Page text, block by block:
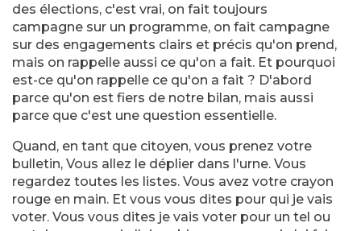
des élections, c'est vrai, on fait toujours
campagne sur un programme, on fait campagne
sur des engagements clairs et précis qu'on prend,
mais on rappelle aussi ce qu'on a fait. Et pourquoi
est-ce qu'on rappelle ce qu'on a fait ? D'abord
parce qu'on est fiers de notre bilan, mais aussi
parce que c'est une question essentielle.
Quand, en tant que citoyen, vous prenez votre
bulletin, Vous allez le déplier dans l'urne. Vous
regardez toutes les listes. Vous avez votre crayon
rouge en main. Et vous vous dites pour qui je vais
voter. Vous vous dites je vais voter pour un tel ou